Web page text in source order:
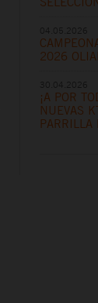
2026
¡A POR
NUEVAS
PARRILLA